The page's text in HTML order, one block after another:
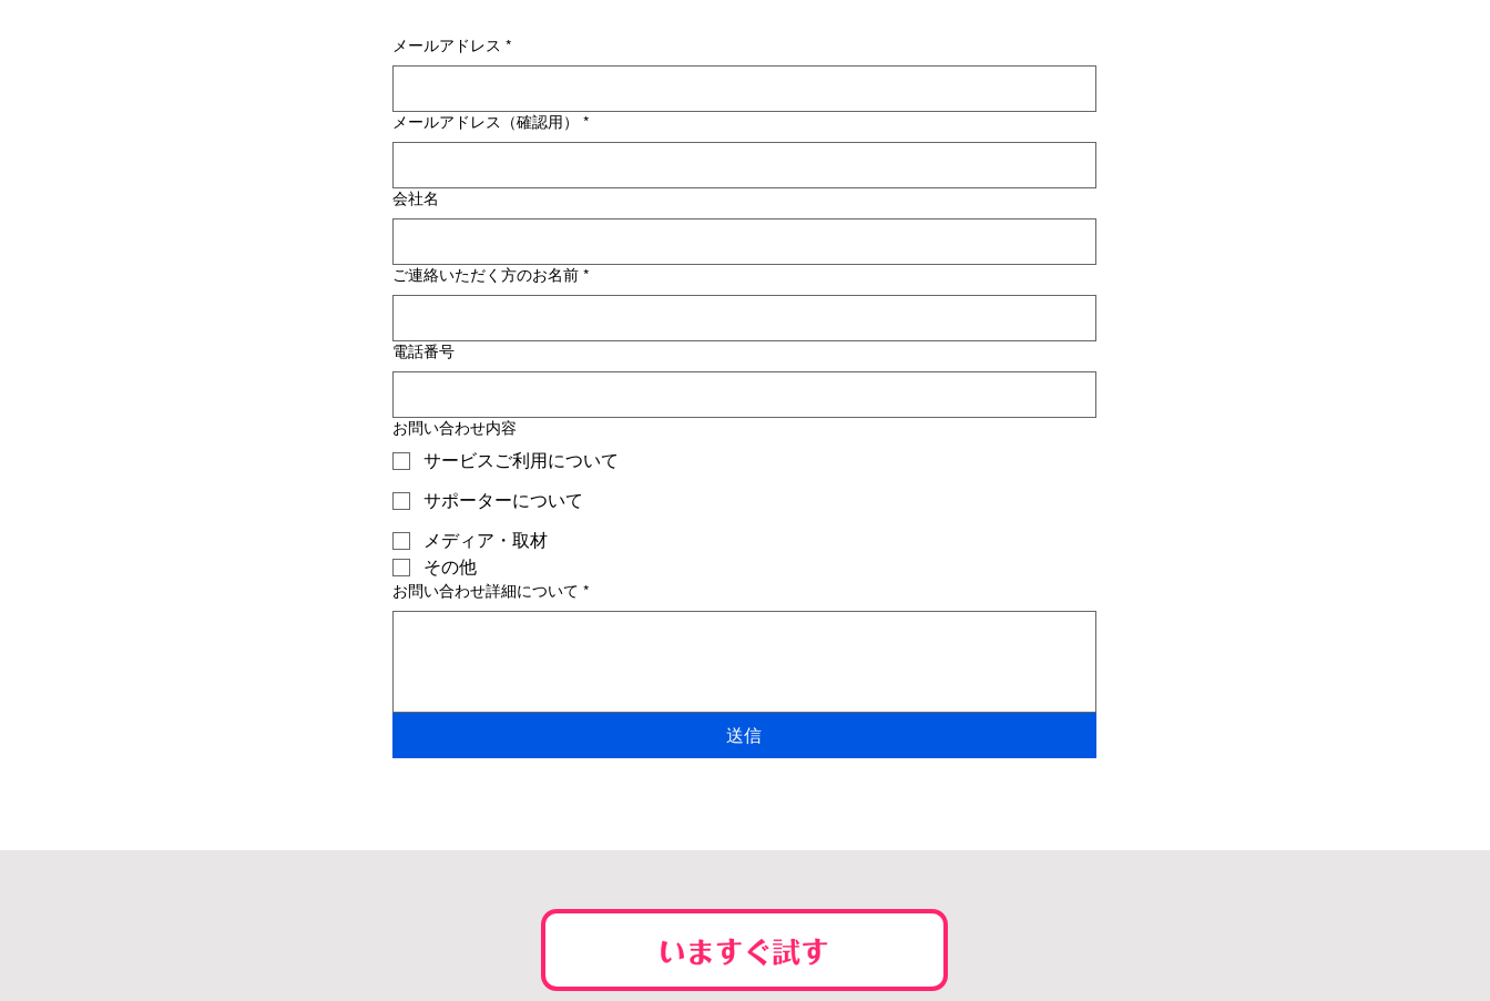
メールアドレス *
メールアドレス（確認用） *
会社名
ご連絡いただく方のお名前 *
電話番号
お問い合わせ内容
サービスご利用について
サポーターについて
メディア・取材
その他
お問い合わせ詳細について *
送信